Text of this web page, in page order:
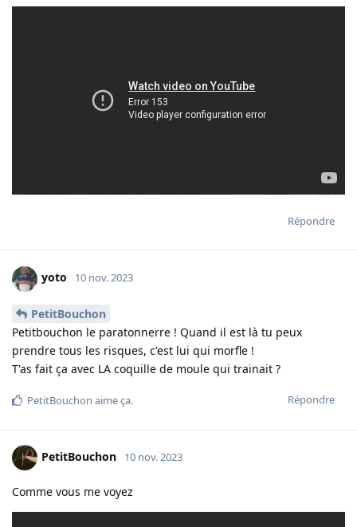
Répondre
yoto 10 nov. 2023
PetitBouchon
Petitbouchon le paratonnerre ! Quand il est là tu peux
prendre tous les risques, c'est lui qui morfle !
T'as fait ça avec LA coquille de moule qui trainait ?
Répondre
PetitBouchon aime ça.
PetitBouchon 10 nov. 2023
Comme vous me voyez